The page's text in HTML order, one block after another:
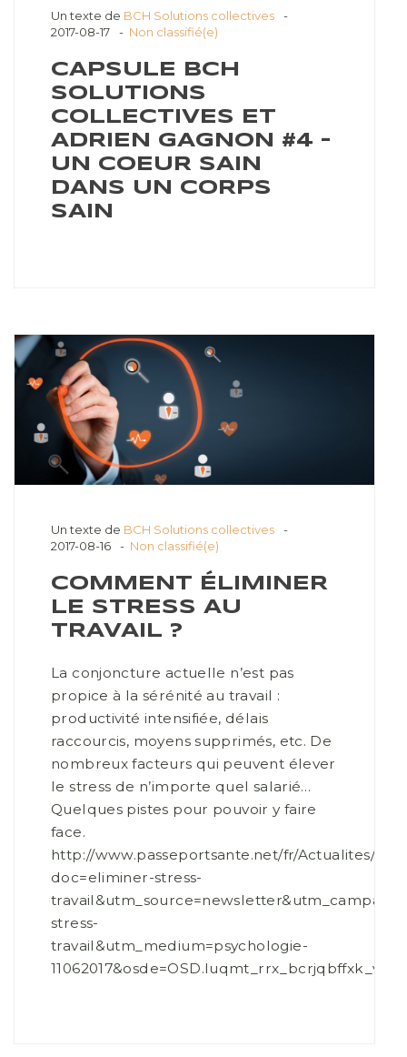
Un texte de BCH Solutions collectives
2017-08-17
Non classifié(e)
CAPSULE BCH
SOLUTIONS
COLLECTIVES ET
ADRIEN GAGNON #4 –
UN COEUR SAIN
DANS UN CORPS
SAIN
Un texte de BCH Solutions collectives
2017-08-16
Non classifié(e)
COMMENT ÉLIMINER
LE STRESS AU
TRAVAIL ?
La conjoncture actuelle n’est pas
propice à la sérénité au travail :
productivité intensifiée, délais
raccourcis, moyens supprimés, etc. De
nombreux facteurs qui peuvent élever
le stress de n’importe quel salarié…
Quelques pistes pour pouvoir y faire
face.
http://www.passeportsante.net/fr/Actualites/
doc=eliminer-stress-
stress-
travail&utm_medium=psychologie-